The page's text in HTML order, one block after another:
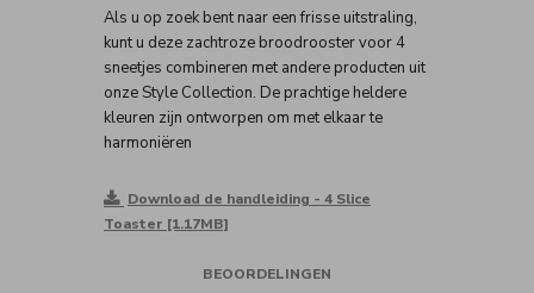
Als u op zoek bent naar een frisse uitstraling,
kunt u deze zachtroze broodrooster voor 4
sneetjes combineren met andere producten uit
onze Style Collection. De prachtige heldere
kleuren zijn ontworpen om met elkaar te
harmoniëren
Download de handleiding - 4 Slice
Toaster [1.17MB]
BEOORDELINGEN